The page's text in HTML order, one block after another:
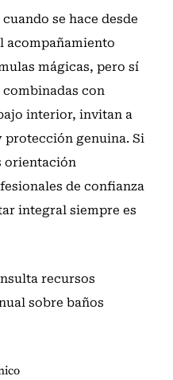
se hace desde
acompañamiento
mágicas, pero sí
con
interior, invitan a
protección genuina. Si
orientación
de confianza
integral siempre es
recursos
sobre baños